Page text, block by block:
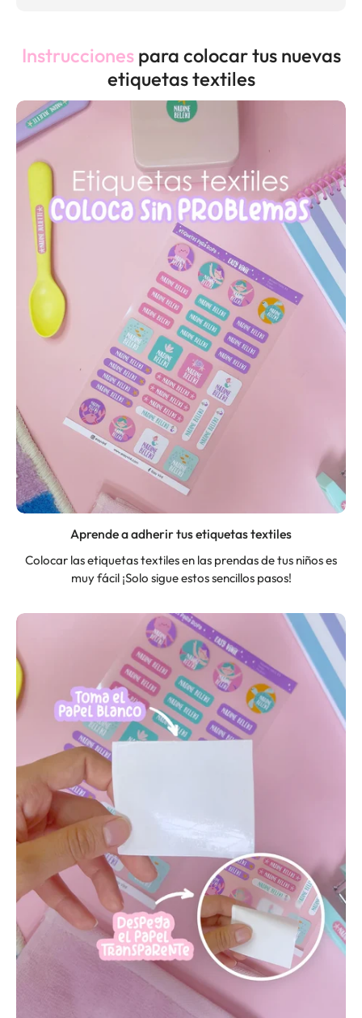
Instruccionespara colocar tus nuevas
etiquetas textiles
Aprende a adherir tus etiquetas textiles
Colocar las etiquetas textiles en las prendas de tus niños es
muy fácil ¡Solo sigue estos sencillos pasos!